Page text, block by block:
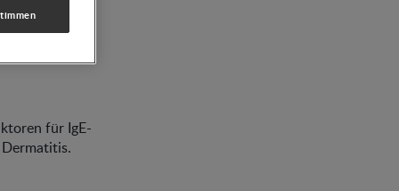
für IgE-